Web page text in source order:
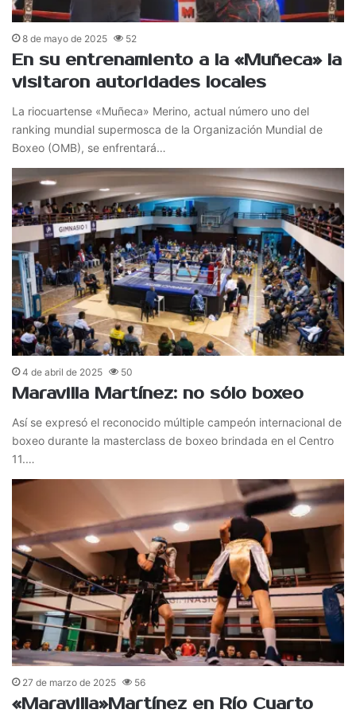
8 de mayo de 2025 52
En su entrenamiento a la «Muñeca» la
visitaron autoridades locales
La riocuartense «Muñeca» Merino, actual número uno del
ranking mundial supermosca de la Organización Mundial de
Boxeo (OMB), se enfrentará…
4 de abril de 2025 50
Maravilla Martínez: no sólo boxeo
Así se expresó el reconocido múltiple campeón internacional de
boxeo durante la masterclass de boxeo brindada en el Centro
11.…
27 de marzo de 2025 56
«Maravilla»Martínez en Río Cuarto